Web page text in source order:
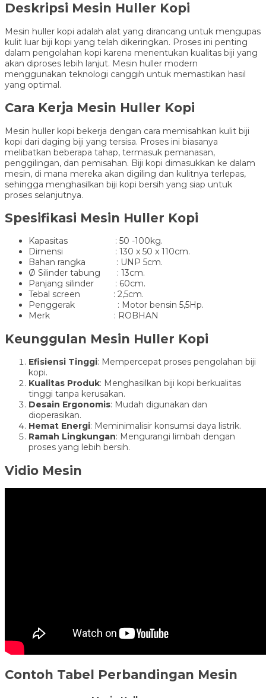
Deskripsi Mesin Huller Kopi
Mesin huller kopi adalah alat yang dirancang untuk mengupas
kulit luar biji kopi yang telah dikeringkan. Proses ini penting
dalam pengolahan kopi karena menentukan kualitas biji yang
akan diproses lebih lanjut. Mesin huller modern
menggunakan teknologi canggih untuk memastikan hasil
yang optimal.
Cara Kerja Mesin Huller Kopi
Mesin huller kopi bekerja dengan cara memisahkan kulit biji
kopi dari daging biji yang tersisa. Proses ini biasanya
melibatkan beberapa tahap, termasuk pemanasan,
penggilingan, dan pemisahan. Biji kopi dimasukkan ke dalam
mesin, di mana mereka akan digiling dan kulitnya terlepas,
sehingga menghasilkan biji kopi bersih yang siap untuk
proses selanjutnya.
Spesifikasi Mesin Huller Kopi
Kapasitas : 50 -100kg.
Dimensi : 130 x 50 x 110cm.
Bahan rangka : UNP 5cm.
Ø Silinder tabung : 13cm.
Panjang silinder : 60cm.
Tebal screen : 2,5cm.
Penggerak : Motor bensin 5,5Hp.
Merk : ROBHAN
Keunggulan Mesin Huller Kopi
Efisiensi Tinggi: Mempercepat proses pengolahan biji
kopi.
Kualitas Produk: Menghasilkan biji kopi berkualitas
tinggi tanpa kerusakan.
Desain Ergonomis: Mudah digunakan dan
dioperasikan.
Hemat Energi: Meminimalisir konsumsi daya listrik.
Ramah Lingkungan: Mengurangi limbah dengan
proses yang lebih bersih.
Vidio Mesin
Contoh Tabel Perbandingan Mesin